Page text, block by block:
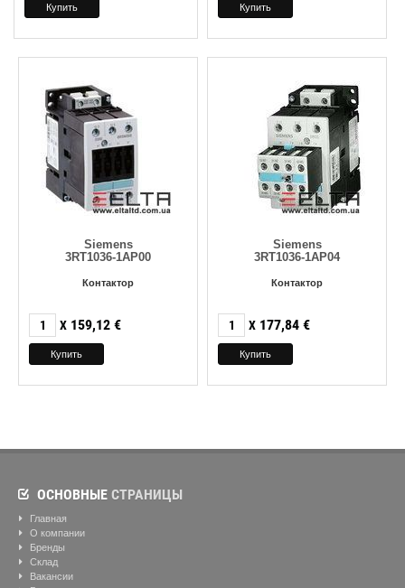
Siemens
3RT1036-1AP00
Контактор
X 159,12 €
Siemens
3RT1036-1AP04
Контактор
X 177,84 €
ОСНОВНЫЕ СТРАНИЦЫ
Главная
О компании
Бренды
Склад
Вакансии